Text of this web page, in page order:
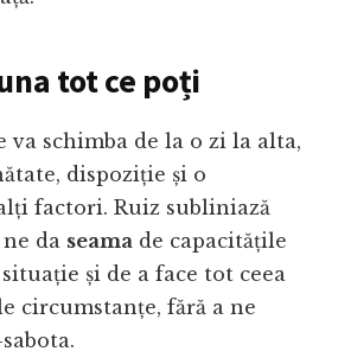
tot ce poți
va schimba de la o zi la alta,
dispoziție și o
factori. Ruiz subliniază
da seama de capacitățile
și de a face tot ceea
circumstanțe, fără a ne